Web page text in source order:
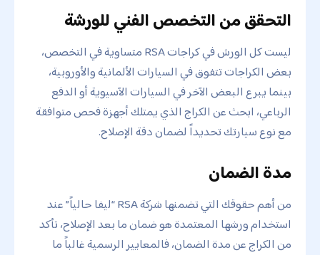
التحقق من التخصص الفني للورشة
ليست كل الورش في كراجات RSA متساوية في التخصص،
بعض الكراجات تتفوق في السيارات الألمانية والأوروبية،
بينما يبرع البعض الآخر في السيارات الآسيوية أو الدفع
الرباعي، ابحث عن الكراج الذي يمتلك أجهزة فحص متوافقة
مع نوع سيارتك تحديداً لضمان دقة الإصلاح.
مدة الضمان
من أهم حقوقك التي تضمنها شركة RSA “ليفا حالياً” عند
استخدام ورشها المعتمدة هو ضمان ما بعد الإصلاح، تأكد
من الكراج عن مدة الضمان، فالمعايير الرسمية غالباً ما